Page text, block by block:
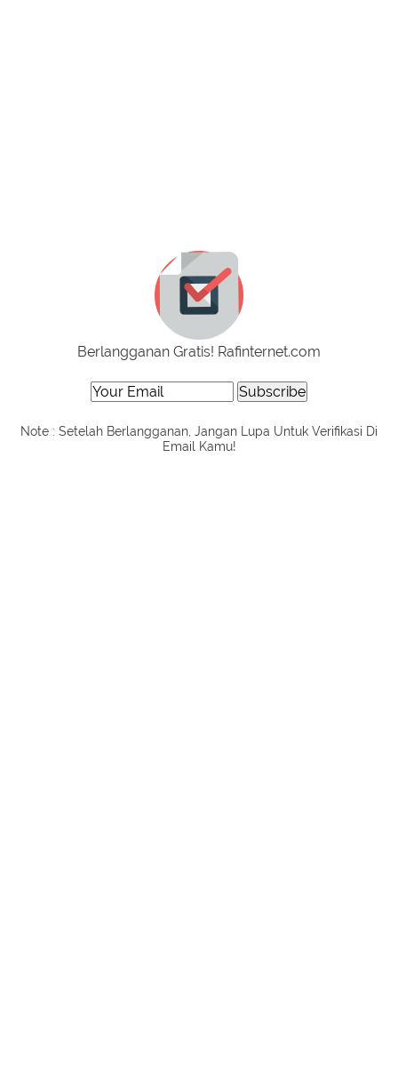
Berlangganan Gratis! Rafinternet.com
Note : Setelah Berlangganan, Jangan Lupa Untuk Verifikasi Di
Email Kamu!